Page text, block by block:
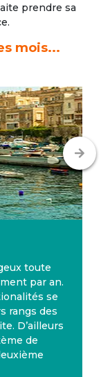
prendre sa
mois...
toute
par an.
se
rangs des
D’ailleurs
de